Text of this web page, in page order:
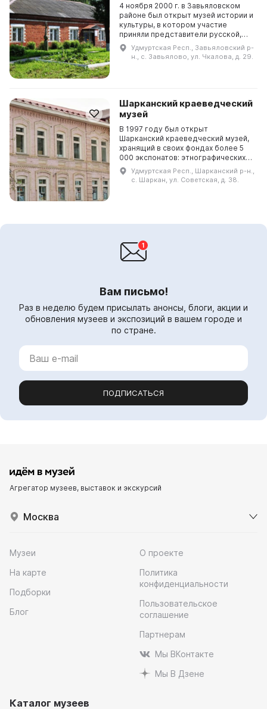
4 ноября 2000 г. в Завьяловском
районе был открыт музей истории и
культуры, в котором участие
приняли представители русской,
удмуртской, татарской и марийской
культур. В нем представлены две
постоянны...
Удмуртская Респ., Завьяловский р-
н., с. Завьялово, ул. Чкалова, д. 29.
Шарканский краеведческий
музей
В 1997 году был открыт
Шарканский краеведческий музей,
хранящий в своих фондах более 5
000 экспонатов: этнографических
предметов, живописи, графики,
фото, документов. Они поступают в
музей во время эт...
Удмуртская Респ., Шарканский р-н.,
с. Шаркан, ул. Советская, д. 38.
Вам письмо!
Раз в неделю будем присылать анонсы, блоги, акции и
обновления музеев и экспозиций в вашем городе и
по стране.
ПОДПИСАТЬСЯ
Агрегатор музеев, выставок и экскурсий
Москва
Музеи
На карте
Подборки
Блог
О проекте
Политика
конфиденциальности
Пользовательское
соглашение
Партнерам
Мы ВКонтакте
Мы В Дзене
Каталог музеев